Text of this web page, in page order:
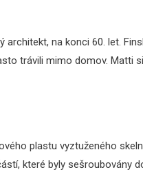
architekt, na konci 60. let.
trávili mimo domov. Matti
plastu vyztuženého
které byly sešroubovány